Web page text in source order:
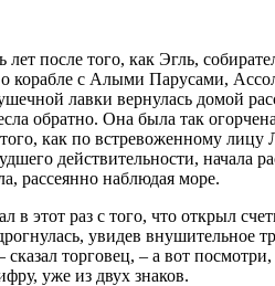
после того, как Эгль,
о корабле с Алыми Парусами,
лавки вернулась домой
обратно. Она была так
как по встревоженному лицу
действительности, начала
рассеянно наблюдая море.
в этот раз с того, что открыл
увидев внушительное
сказал торговец, – а вот
уже из двух знаков.